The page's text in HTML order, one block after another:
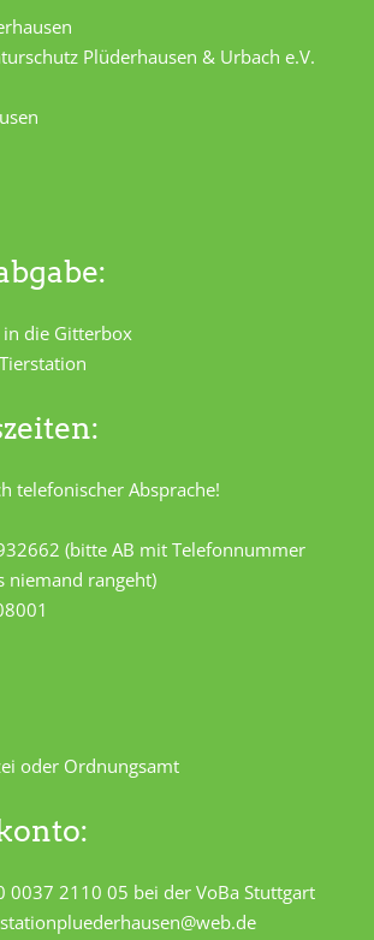
Plüderhausen & Urbach e.V.
die Gitterbox
telefonischer Absprache!
(bitte AB mit Telefonnummer
niemand rangeht)
oder Ordnungsamt
0037 2110 05 bei der VoBa Stuttgart